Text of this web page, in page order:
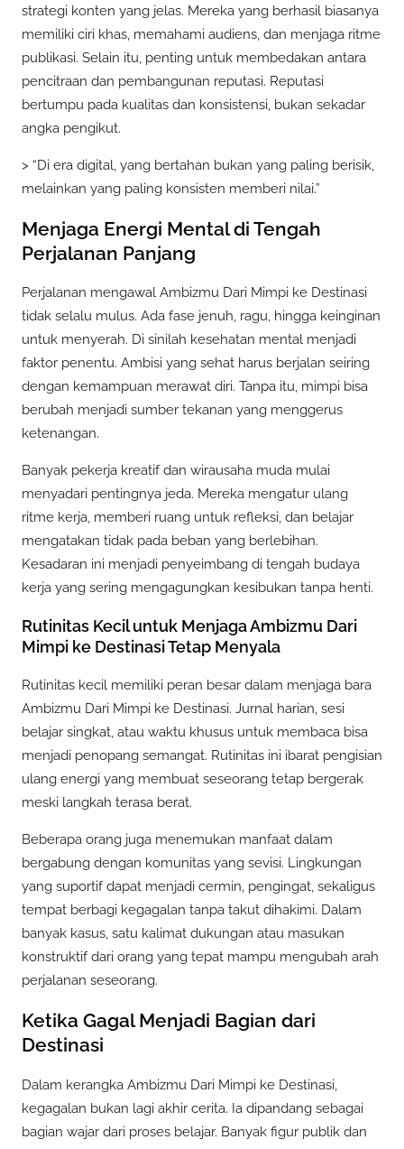
strategi konten yang jelas. Mereka yang berhasil biasanya
memiliki ciri khas, memahami audiens, dan menjaga ritme
publikasi. Selain itu, penting untuk membedakan antara
pencitraan dan pembangunan reputasi. Reputasi
bertumpu pada kualitas dan konsistensi, bukan sekadar
angka pengikut.
> “Di era digital, yang bertahan bukan yang paling berisik,
melainkan yang paling konsisten memberi nilai.”
Menjaga Energi Mental di Tengah
Perjalanan Panjang
Perjalanan mengawal Ambizmu Dari Mimpi ke Destinasi
tidak selalu mulus. Ada fase jenuh, ragu, hingga keinginan
untuk menyerah. Di sinilah kesehatan mental menjadi
faktor penentu. Ambisi yang sehat harus berjalan seiring
dengan kemampuan merawat diri. Tanpa itu, mimpi bisa
berubah menjadi sumber tekanan yang menggerus
ketenangan.
Banyak pekerja kreatif dan wirausaha muda mulai
menyadari pentingnya jeda. Mereka mengatur ulang
ritme kerja, memberi ruang untuk refleksi, dan belajar
mengatakan tidak pada beban yang berlebihan.
Kesadaran ini menjadi penyeimbang di tengah budaya
kerja yang sering mengagungkan kesibukan tanpa henti.
Rutinitas Kecil untuk Menjaga Ambizmu Dari
Mimpi ke Destinasi Tetap Menyala
Rutinitas kecil memiliki peran besar dalam menjaga bara
Ambizmu Dari Mimpi ke Destinasi. Jurnal harian, sesi
belajar singkat, atau waktu khusus untuk membaca bisa
menjadi penopang semangat. Rutinitas ini ibarat pengisian
ulang energi yang membuat seseorang tetap bergerak
meski langkah terasa berat.
Beberapa orang juga menemukan manfaat dalam
bergabung dengan komunitas yang sevisi. Lingkungan
yang suportif dapat menjadi cermin, pengingat, sekaligus
tempat berbagi kegagalan tanpa takut dihakimi. Dalam
banyak kasus, satu kalimat dukungan atau masukan
konstruktif dari orang yang tepat mampu mengubah arah
perjalanan seseorang.
Ketika Gagal Menjadi Bagian dari
Destinasi
Dalam kerangka Ambizmu Dari Mimpi ke Destinasi,
kegagalan bukan lagi akhir cerita. Ia dipandang sebagai
bagian wajar dari proses belajar. Banyak figur publik dan